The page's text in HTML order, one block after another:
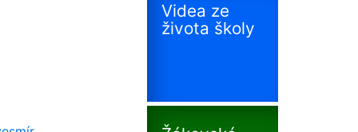
Videa ze
života školy